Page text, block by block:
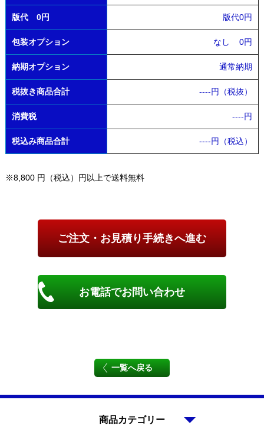
版代 0円 版代0円
包装オプション なし 0円
納期オプション 通常納期
税抜き商品合計 ----円（税抜）
消費税 ----円
税込み商品合計 ----円（税込）
※8,800 円（税込）円以上で送料無料
お電話でお問い合わせ
一覧へ戻る
商品カテゴリー